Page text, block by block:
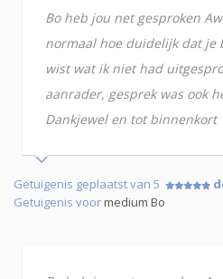
Bo heb jou net gesproken
normaal hoe duidelijk dat je
wist wat ik niet had
aanrader, gesprek was ook
Dankjewel en tot binnenkort
Getuigenis geplaatst van 5
Getuigenis voormedium Bo